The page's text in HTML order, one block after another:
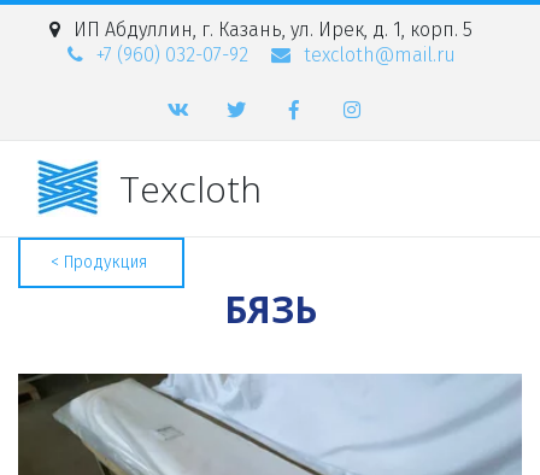
ИП Абдуллин, г. Казань, ул. Ирек, д. 1, корп. 5
+7 (960) 032-07-92
texcloth@mail.ru
Texcloth
< Продукция
БЯЗЬ